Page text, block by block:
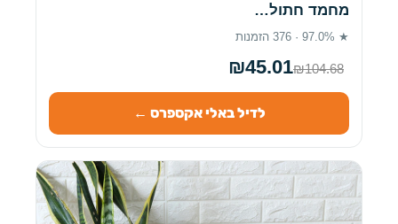
מחמד חתול…
★ 97.0% · 376 הזמנות
₪45.01₪104.68
לדיל באלי אקספרס ←